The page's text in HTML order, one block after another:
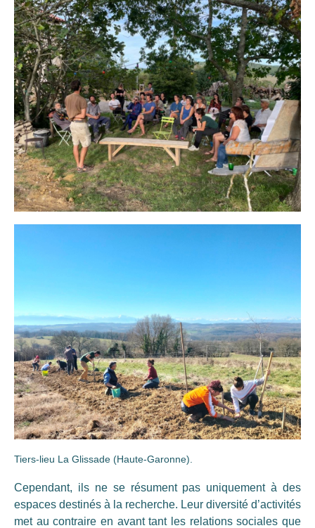
Tiers-lieu La Glissade (Haute-Garonne).
Cependant, ils ne se résument pas uniquement à des
espaces destinés à la recherche. Leur diversité d’activités
met au contraire en avant tant les relations sociales que